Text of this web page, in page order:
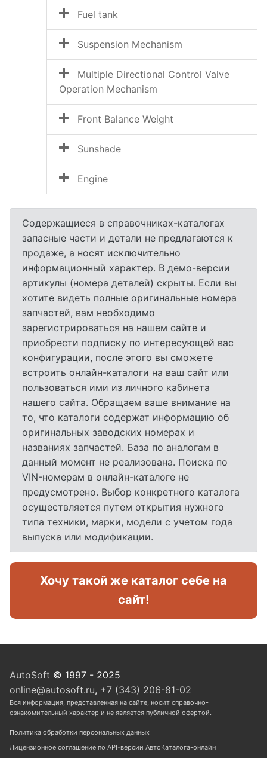
Fuel tank
Suspension Mechanism
Multiple Directional Control Valve
Operation Mechanism
Front Balance Weight
Sunshade
Engine
Содержащиеся в справочниках-каталогах
запасные части и детали не предлагаются к
продаже, а носят исключительно
информационный характер. В демо-версии
артикулы (номера деталей) скрыты. Если вы
хотите видеть полные оригинальные номера
запчастей, вам необходимо
зарегистрироваться на нашем сайте и
приобрести подписку по интересующей вас
конфигурации, после этого вы сможете
встроить онлайн-каталоги на ваш сайт или
пользоваться ими из личного кабинета
нашего сайта. Обращаем ваше внимание на
то, что каталоги содержат информацию об
оригинальных заводских номерах и
названиях запчастей. База по аналогам в
данный момент не реализована. Поиска по
VIN-номерам в онлайн-каталоге не
предусмотрено. Выбор конкретного каталога
осуществляется путем открытия нужного
типа техники, марки, модели с учетом года
выпуска или модификации.
Хочу такой же каталог себе на
сайт!
AutoSoft © 1997 - 2025
online@autosoft.ru, +7 (343) 206-81-02
Вся информация, представленная на сайте, носит справочно-
ознакомительный характер и не является публичной офертой.
Политика обработки персональных данных
Лицензионное соглашение по API-версии АвтоКаталога-онлайн